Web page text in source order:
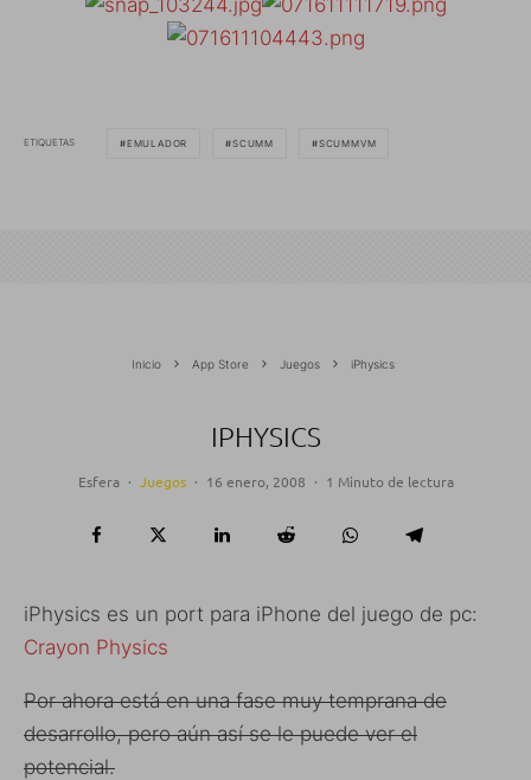
ETIQUETAS EMULADOR SCUMM SCUMMVM
Inicio App Store Juegos iPhysics
IPHYSICS
Esfera · Juegos · 16 enero, 2008 · 1 Minuto de lectura
iPhysics es un port para iPhone del juego de pc:
Crayon Physics
Por ahora está en una fase muy temprana de
desarrollo, pero aún así se le puede ver el
potencial.